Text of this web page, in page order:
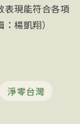
表現能符合各項
楊凱翔）
淨零台灣